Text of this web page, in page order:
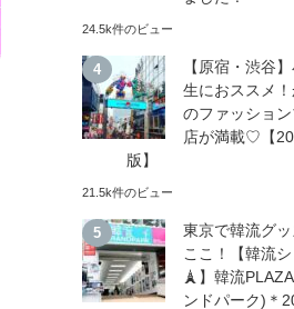
24.5k件のビュー
【原宿・渋谷
生におススメ
のファッショ
店が満載♡【
版】
21.5k件のビュー
東京で韓流グ
ここ！【韓流
🗼】韓流
ンドパーク)＊